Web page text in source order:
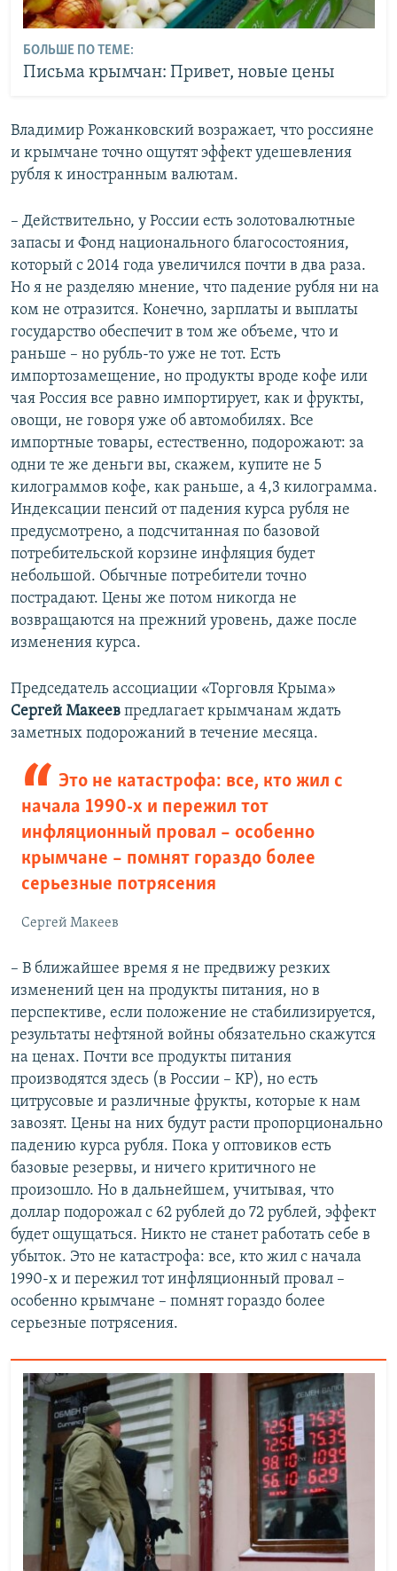
БОЛЬШЕ ПО ТЕМЕ:
Письма крымчан: Привет, новые цены
Владимир Рожанковский возражает, что россияне
и крымчане точно ощутят эффект удешевления
рубля к иностранным валютам.
– Действительно, у России есть золотовалютные
запасы и Фонд национального благосостояния,
который с 2014 года увеличился почти в два раза.
Но я не разделяю мнение, что падение рубля ни на
ком не отразится. Конечно, зарплаты и выплаты
государство обеспечит в том же объеме, что и
раньше – но рубль-то уже не тот. Есть
импортозамещение, но продукты вроде кофе или
чая Россия все равно импортирует, как и фрукты,
овощи, не говоря уже об автомобилях. Все
импортные товары, естественно, подорожают: за
одни те же деньги вы, скажем, купите не 5
килограммов кофе, как раньше, а 4,3 килограмма.
Индексации пенсий от падения курса рубля не
предусмотрено, а подсчитанная по базовой
потребительской корзине инфляция будет
небольшой. Обычные потребители точно
пострадают. Цены же потом никогда не
возвращаются на прежний уровень, даже после
изменения курса.
Председатель ассоциации «Торговля Крыма»
Сергей Макеев предлагает крымчанам ждать
заметных подорожаний в течение месяца.
Это не катастрофа: все, кто жил с
начала 1990-х и пережил тот
инфляционный провал – особенно
крымчане – помнят гораздо более
серьезные потрясения
Сергей Макеев
– В ближайшее время я не предвижу резких
изменений цен на продукты питания, но в
перспективе, если положение не стабилизируется,
результаты нефтяной войны обязательно скажутся
на ценах. Почти все продукты питания
производятся здесь (в России – КР), но есть
цитрусовые и различные фрукты, которые к нам
завозят. Цены на них будут расти пропорционально
падению курса рубля. Пока у оптовиков есть
базовые резервы, и ничего критичного не
произошло. Но в дальнейшем, учитывая, что
доллар подорожал с 62 рублей до 72 рублей, эффект
будет ощущаться. Никто не станет работать себе в
убыток. Это не катастрофа: все, кто жил с начала
1990-х и пережил тот инфляционный провал –
особенно крымчане – помнят гораздо более
серьезные потрясения.